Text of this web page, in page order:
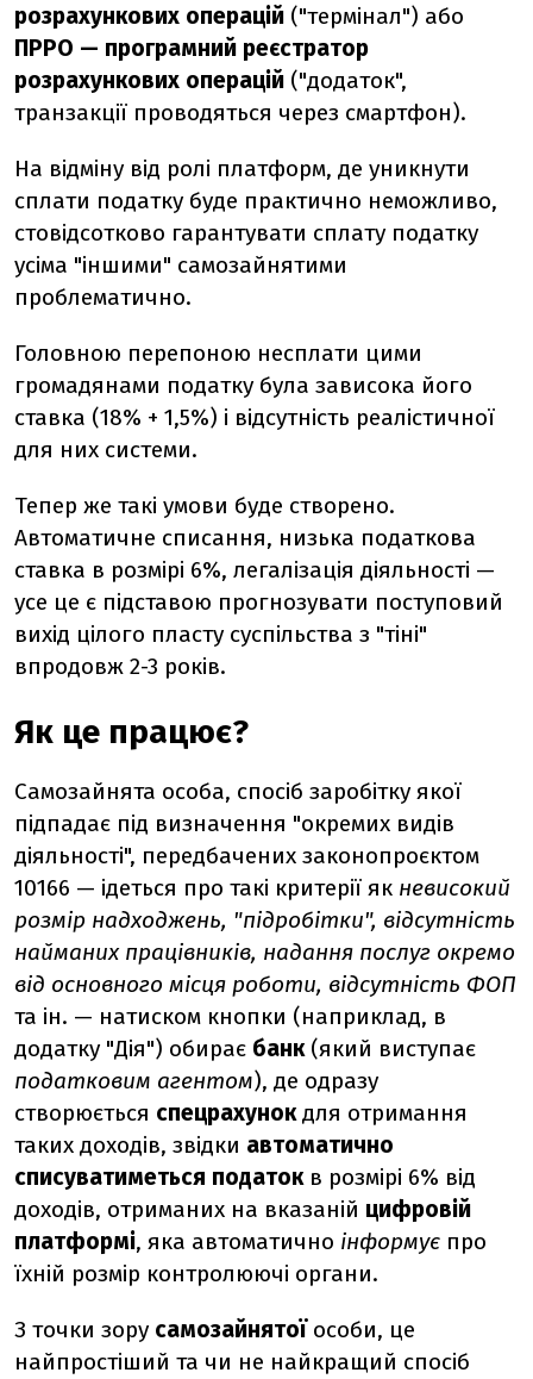
розрахункових операцій ("термінал") або
ПРРО — програмний реєстратор
розрахункових операцій ("додаток",
транзакції проводяться через смартфон).
На відміну від ролі платформ, де уникнути
сплати податку буде практично неможливо,
стовідсотково гарантувати сплату податку
усіма "іншими" самозайнятими
проблематично.
Головною перепоною несплати цими
громадянами податку була зависока його
ставка (18% + 1,5%) і відсутність реалістичної
для них системи.
Тепер же такі умови буде створено.
Автоматичне списання, низька податкова
ставка в розмірі 6%, легалізація діяльності —
усе це є підставою прогнозувати поступовий
вихід цілого пласту суспільства з "тіні"
впродовж 2-3 років.
Як це працює?
Самозайнята особа, спосіб заробітку якої
підпадає під визначення "окремих видів
діяльності", передбачених законопроєктом
10166 — ідеться про такі критерії як невисокий
розмір надходжень, "підробітки", відсутність
найманих працівників, надання послуг окремо
від основного місця роботи, відсутність ФОП
та ін. — натиском кнопки (наприклад, в
додатку "Дія") обирає банк(який виступає
податковим агентом), де одразу
створюється спецрахунокдля отримання
таких доходів, звідки автоматично
списуватиметься податокв розмірі 6% від
доходів, отриманих на вказаній цифровій
платформі, яка автоматично інформує про
їхній розмір контролюючі органи.
З точки зору самозайнятої особи, це
найпростіший та чи не найкращий спосіб